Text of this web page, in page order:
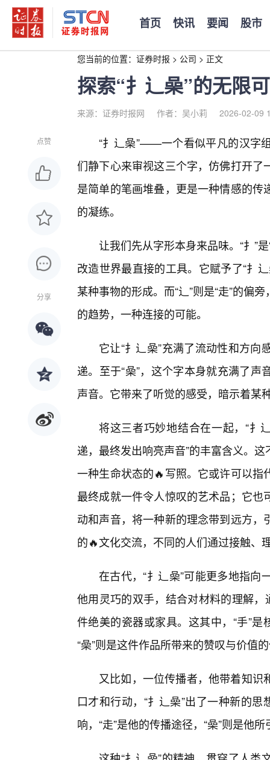
首页 快讯 要闻 股市
您当前的位置： 证券时报 > 公司 > 正文
探索“扌辶喿”的无限
来源：证券时报网 作者：吴小莉 2026-02-09
点赞
分享
“扌辶喿”——一个看似平凡的汉字
们静下心来审视这三个字，仿佛打开
是简单的笔画堆叠，更是一种情感的
的凝练。
让我们先从字形本身来品味。“扌”
改造世界最直接的工具。它赋予了“扌
某种事物的形成。而“辶”则是“走”的偏
的趋势，一种连接的可能。
它让“扌辶喿”充满了流动性和方
递。至于“喿”，这个字本身就充满了
声音。它带来了听觉的感受，暗示着某
将这三者巧妙地结合在一起，“扌
递，最终发出响亮声音”的丰富含义。
一种生命状态的🔥写照。它或许可以
最终成就一件令人惊叹的艺术品；它
动和声音，将一种新的理念带到远方
的🔥文化交流，不同的人们通过接触、
在古代，“扌辶喿”可能更多地指
他用灵巧的双手，结合对材料的理解
件绝美的瓷器或家具。这其中，“手”
“喿”则是这件作品所带来的赞叹与价值
又比如，一位传播者，他带着知
口才和行动，“扌辶喿”出了一种新的
响，“走”是他的传播途径，“喿”则是他